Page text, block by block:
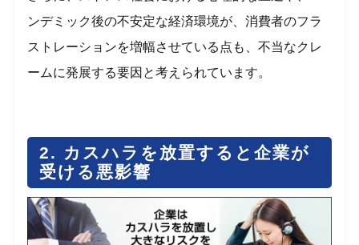
ンデミック後の不安定な経済環境が、消費者のフラ
ストレーションを増幅させている点も、不当なクレ
ームに発展する要因と考えられています。
2. カスハラを放置すると企業が
受ける悪影響